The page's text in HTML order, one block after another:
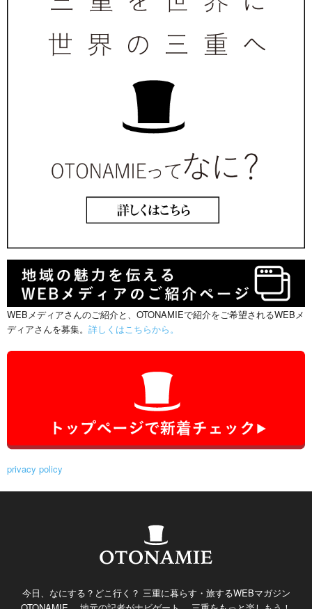
WEBメディアさんのご紹介と、OTONAMIEで紹介をご希望されるWEBメ
ディアさんを募集。 詳しくはこちらから。
privacy policy
今日、なにする？どこ行く？ 三重に暮らす・旅するWEBマガジン